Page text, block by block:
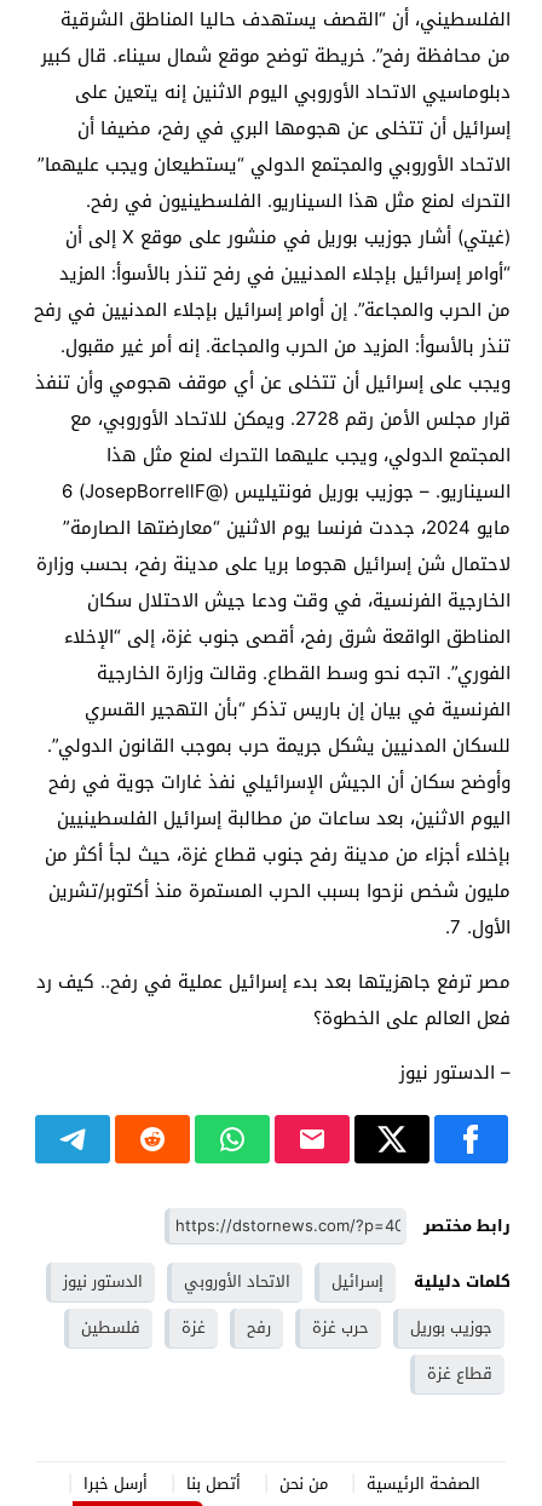
الفلسطيني، أن “القصف يستهدف حاليا المناطق الشرقية
من محافظة رفح”. خريطة توضح موقع شمال سيناء. قال كبير
دبلوماسيي الاتحاد الأوروبي اليوم الاثنين إنه يتعين على
إسرائيل أن تتخلى عن هجومها البري في رفح، مضيفا أن
الاتحاد الأوروبي والمجتمع الدولي “يستطيعان ويجب عليهما”
التحرك لمنع مثل هذا السيناريو. الفلسطينيون في رفح.
(غيتي) أشار جوزيب بوريل في منشور على موقع X إلى أن
“أوامر إسرائيل بإجلاء المدنيين في رفح تنذر بالأسوأ: المزيد
من الحرب والمجاعة”. إن أوامر إسرائيل بإجلاء المدنيين في رفح
تنذر بالأسوأ: المزيد من الحرب والمجاعة. إنه أمر غير مقبول.
ويجب على إسرائيل أن تتخلى عن أي موقف هجومي وأن تنفذ
قرار مجلس الأمن رقم 2728. ويمكن للاتحاد الأوروبي، مع
المجتمع الدولي، ويجب عليهما التحرك لمنع مثل هذا
السيناريو. – جوزيب بوريل فونتيليس (@JosepBorrellF) 6
مايو 2024، جددت فرنسا يوم الاثنين “معارضتها الصارمة”
لاحتمال شن إسرائيل هجوما بريا على مدينة رفح، بحسب وزارة
الخارجية الفرنسية، في وقت ودعا جيش الاحتلال سكان
المناطق الواقعة شرق رفح، أقصى جنوب غزة، إلى “الإخلاء
الفوري”. اتجه نحو وسط القطاع. وقالت وزارة الخارجية
الفرنسية في بيان إن باريس تذكر “بأن التهجير القسري
للسكان المدنيين يشكل جريمة حرب بموجب القانون الدولي”.
وأوضح سكان أن الجيش الإسرائيلي نفذ غارات جوية في رفح
اليوم الاثنين، بعد ساعات من مطالبة إسرائيل الفلسطينيين
بإخلاء أجزاء من مدينة رفح جنوب قطاع غزة، حيث لجأ أكثر من
مليون شخص نزحوا بسبب الحرب المستمرة منذ أكتوبر/تشرين
الأول. 7.
مصر ترفع جاهزيتها بعد بدء إسرائيل عملية في رفح.. كيف رد
فعل العالم على الخطوة؟
– الدستور نيوز
رابط مختصر
كلمات دليلية
إسرائيل الاتحاد الأوروبي
الدستور نيوز
جوزيب بوريل
حرب غزة رفح غزة
فلسطين
قطاع غزة
الصفحة الرئيسية من نحن أتصل بنا أرسل خبرا